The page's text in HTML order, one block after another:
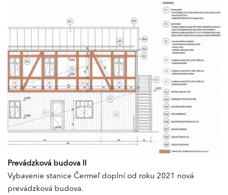
Prevádzková budova II
Vybavenie stanice Čermeľ doplní od roku 2021 nová
prevádzková budova.